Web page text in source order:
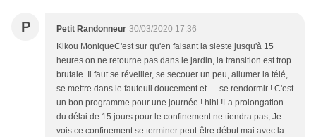
P Petit Randonneur 30/03/2020 17:36
Kikou MoniqueC'est sur qu'en faisant la sieste jusqu'à 15
heures on ne retourne pas dans le jardin, la transition est trop
brutale. Il faut se réveiller, se secouer un peu, allumer la télé,
se mettre dans le fauteuil doucement et .... se rendormir ! C'est
un bon programme pour une journée ! hihi !La prolongation
du délai de 15 jours pour le confinement ne tiendra pas, Je
vois ce confinement se terminer peut-être début mai avec la